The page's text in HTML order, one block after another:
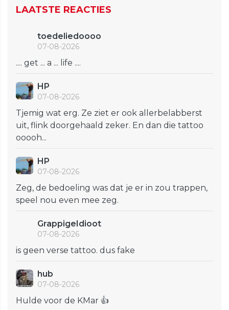
LAATSTE REACTIES
toedeliedoooo
07-08-2026
.... get ... a ... life ....
HP
07-08-2026
Tjemig wat erg. Ze ziet er ook allerbelabberst
uit, flink doorgehaald zeker. En dan die tattoo
ooooh...
HP
07-08-2026
Zeg, de bedoeling was dat je er in zou trappen,
speel nou even mee zeg.
GrappigeIdioot
07-08-2026
is geen verse tattoo. dus fake
hub
07-08-2026
Hulde voor de KMar 👍